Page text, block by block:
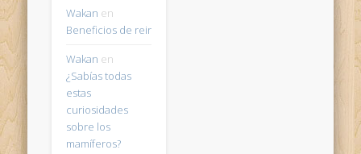
Wakan en
Beneficios de reir
Wakan en
¿Sabías todas
estas
curiosidades
sobre los
mamíferos?